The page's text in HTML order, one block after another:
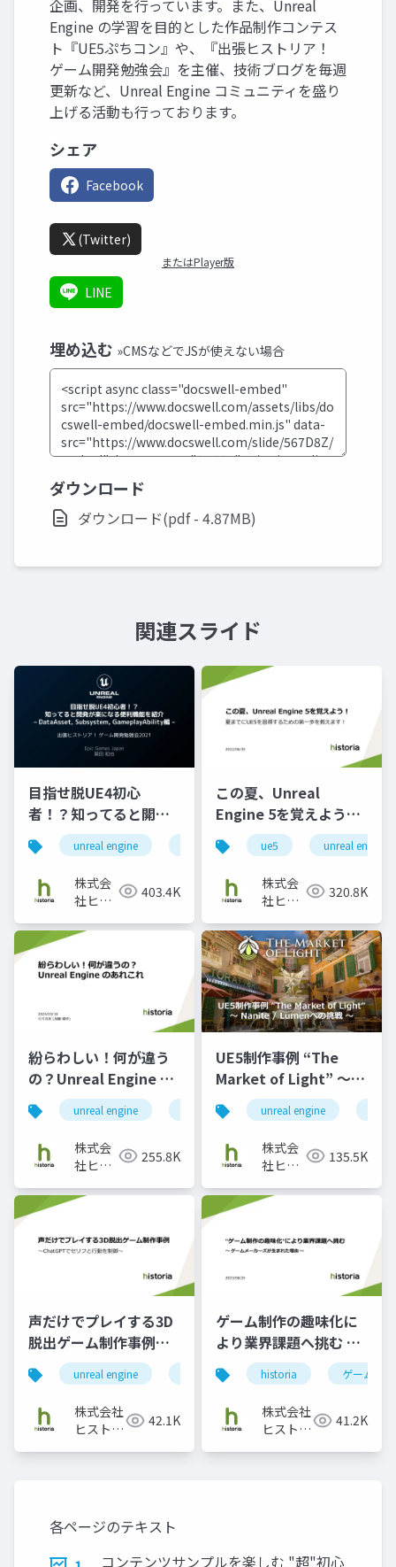
企画、開発を行っています。また、Unreal
Engine の学習を目的とした作品制作コンテス
ト『UE5ぷちコン』や、『出張ヒストリア！
ゲーム開発勉強会』を主催、技術ブログを毎週
更新など、Unreal Engine コミュニティを盛り
上げる活動も行っております。
シェア
Facebook
(Twitter)
またはPlayer版
LINE
埋め込む »CMSなどでJSが使えない場合
ダウンロード
ダウンロード(pdf - 4.87MB)
関連スライド
目指せ脱UE4初心
者！？知ってると開発
が楽になる便利機能を
紹介 - DataAsset,
Subsystem,
GameplayAbility編 -
unreal engine unreal engine 4
株式会
社ヒス
403.4K
この夏、Unreal
Engine 5を覚えよう！
夏までにUE5を習得す
るための第一歩を教え
ます！
ue5 unreal engine5
株式会
社ヒス
320.8K
紛らわしい！何が違う
の？Unreal Engine の
あれこれunreal engine エンジニア
株式会
社ヒス
255.8K
UE5制作事例 “The
Market of Light” ～
Nanite／Lumenへの挑
戦～
unreal engine
株式会
社ヒス
135.5K
声だけでプレイする3D
脱出ゲーム制作事例～
ChatGPTでセリフと行
動を制御～
unreal engine enterprise chatgpt
株式会社
ヒストリ
42.1K
ゲーム制作の趣味化に
より業界課題へ挑む ～
ゲームメーカーズが生
まれた理由～
historia ゲームメ
株式会社
ヒストリ
41.2K
各ページのテキスト
コンテンツサンプルを楽しむ "超"初心